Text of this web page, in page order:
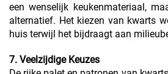
een wenselijk keukenmateriaal,
alternatief. Het kiezen van kwarts
huis terwijl het bijdraagt aan
7. Veelzijdige Keuzes